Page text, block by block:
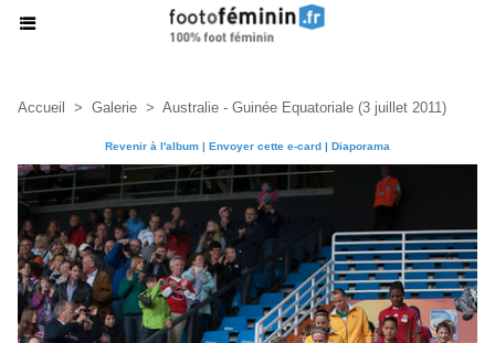
Accueil > Galerie > Australie - Guinée Equatoriale (3 juillet 2011)
Revenir à l'album | Envoyer cette e-card | Diaporama